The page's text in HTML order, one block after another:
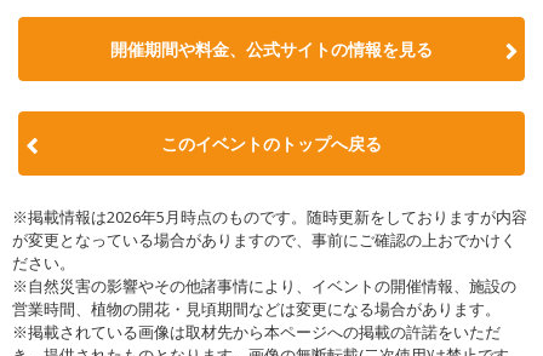
開催期間や料金、公式サイトの情報を見る
このイベントのトップへ戻る
※掲載情報は2026年5月時点のものです。随時更新をしておりますが内容
が変更となっている場合がありますので、事前にご確認の上おでかけく
ださい。
※自然災害の影響やその他諸事情により、イベントの開催情報、施設の
営業時間、植物の開花・見頃期間などは変更になる場合があります。
※掲載されている画像は取材先から本ページへの掲載の許諾をいただ